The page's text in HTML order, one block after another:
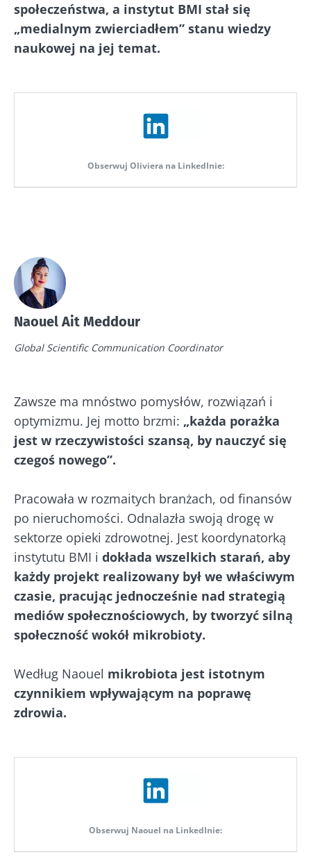
społeczeństwa, a instytut BMI stał się
„medialnym zwierciadłem” stanu wiedzy
naukowej na jej temat.
Obserwuj Oliviera na LinkedInie:
Naouel Ait Meddour
Global Scientific Communication Coordinator
Zawsze ma mnóstwo pomysłów, rozwiązań i
optymizmu. Jej motto brzmi: „każda porażka
jest w rzeczywistości szansą, by nauczyć się
czegoś nowego”.
Pracowała w rozmaitych branżach, od finansów
po nieruchomości. Odnalazła swoją drogę w
sektorze opieki zdrowotnej. Jest koordynatorką
instytutu BMI i dokłada wszelkich starań, aby
każdy projekt realizowany był we właściwym
czasie, pracując jednocześnie nad strategią
mediów społecznościowych, by tworzyć silną
społeczność wokół mikrobioty.
Według Naouel mikrobiota jest istotnym
czynnikiem wpływającym na poprawę
zdrowia.
Obserwuj Naouel na LinkedInie: